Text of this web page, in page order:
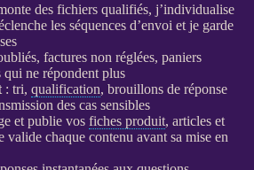
des fichiers qualifiés, j’individualise
les séquences d’envoi et je garde
factures non réglées, paniers
qui ne répondent plus
: tri, qualification, brouillons de réponse
des cas sensibles
et publie vos fiches produit, articles et
valide chaque contenu avant sa mise en